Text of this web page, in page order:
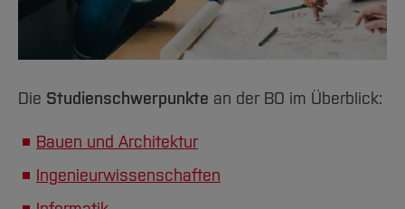
Die Studienschwerpunkte an der BO im Überblick:
Bauen und Architektur
Ingenieurwissenschaften